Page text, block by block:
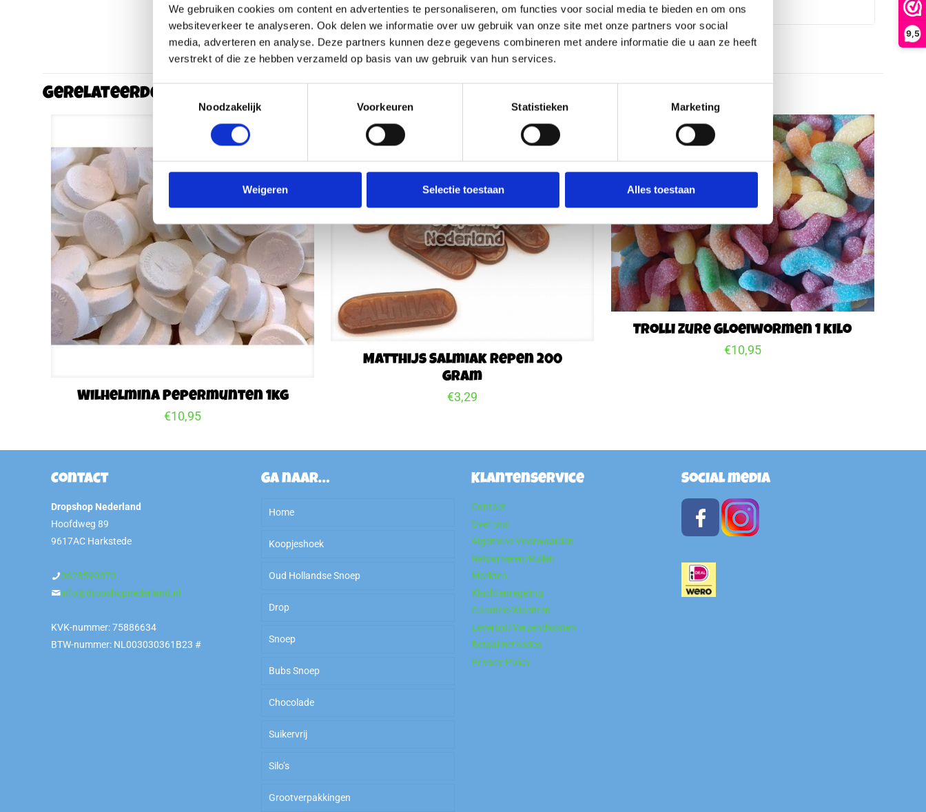
9,5
We gebruiken cookies om content en advertenties te personaliseren, om functies voor social media te bieden en om ons
websiteverkeer te analyseren. Ook delen we informatie over uw gebruik van onze site met onze partners voor social
media, adverteren en analyse. Deze partners kunnen deze gegevens combineren met andere informatie die u aan ze heeft
verstrekt of die ze hebben verzameld op basis van uw gebruik van hun services.
Toestemmingsselectie
Noodzakelijk
Voorkeuren Statistieken Marketing
Weigeren Selectie toestaan Alles toestaan
Gerelateerde producten
Wilhelmina Pepermunten 1kg
€10,95
Matthijs Salmiak Repen 200
gram
€3,29
Trolli Zure Gloeiwormen 1 kilo
€10,95
Contact
Dropshop Nederland
Hoofdweg 89
9617AC Harkstede
0628590070
info@dropshopnederland.nl
KVK-nummer: 75886634
BTW-nummer: NL003030361B23 #
Ga naar…
Home
Koopjeshoek
Sale
OP=OP
Kiloknallers
To Good To Go
Oud Hollandse Snoep
Drop
Zoet
Zout
Arabische Gom
Snoep
Amerikaans Snoep
Zoet
Zuur
Zout
Bubs Snoep
Chocolade
Suikervrij
Silo’s
Grootverpakkingen
Klantenservice
Contact
Over ons
Algemene Voorwaarden
Retourneren/Ruilen
Markten
Klachtenregeling
Garantie/Klachten
Levertijd/Verzendkosten
Betaalmethodes
Privacy Policy
Social media